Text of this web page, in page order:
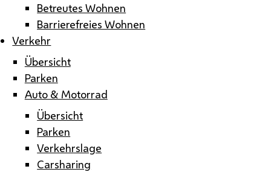
Betreutes Wohnen
Barrierefreies Wohnen
Verkehr
Übersicht
Parken
Auto & Motorrad
Übersicht
Parken
Verkehrslage
Carsharing